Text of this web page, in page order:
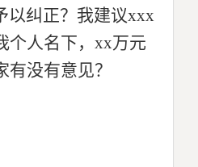
以纠正？我建议xxx
个人名下，xx万元
没有意见？